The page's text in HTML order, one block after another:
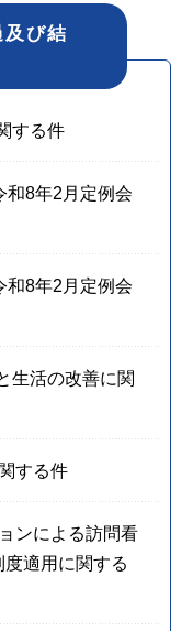
び結
する件
和8年2月定例会
和8年2月定例会
生活の改善に関
する件
ンによる訪問看
適用に関する